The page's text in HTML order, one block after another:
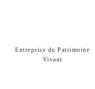
Entreprise du Patrimoine
Vivant